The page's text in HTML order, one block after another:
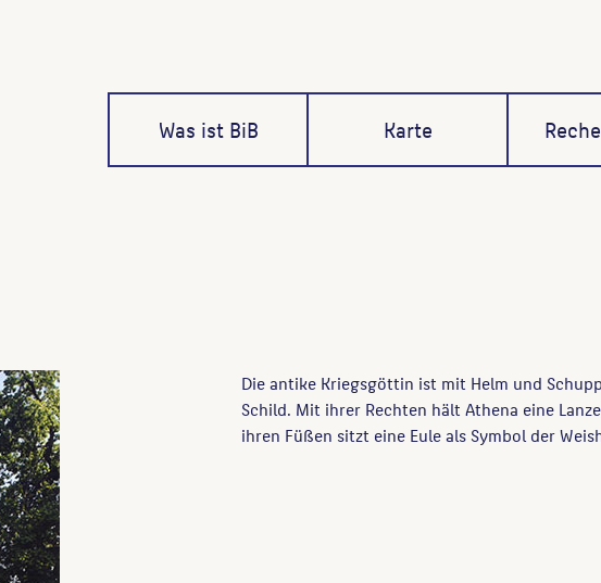
Was ist BiB Karte
Die antike Kriegsgöttin ist mit Helm und
Schild. Mit ihrer Rechten hält Athena eine
ihren Füßen sitzt eine Eule als Symbol der